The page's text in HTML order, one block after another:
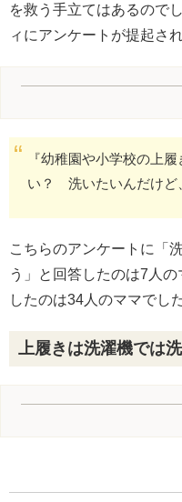
を救う手立てはあるので
ィにアンケートが提起さ
『幼稚園や小学校の上履
い？ 洗いたいんだけど
こちらのアンケートに「
う」と回答したのは7人
したのは34人のママでした
上履きは洗濯機では